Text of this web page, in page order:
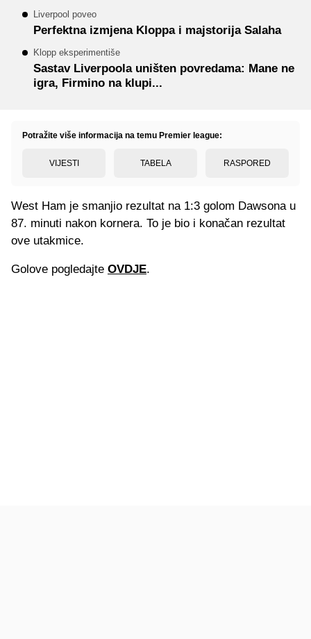
Liverpool poveo
Perfektna izmjena Kloppa i majstorija Salaha
Klopp eksperimentiše
Sastav Liverpoola uništen povredama: Mane ne
igra, Firmino na klupi...
Potražite više informacija na temu Premier league:
VIJESTI TABELA RASPORED
West Ham je smanjio rezultat na 1:3 golom Dawsona u
87. minuti nakon kornera. To je bio i konačan rezultat
ove utakmice.
Golove pogledajte OVDJE.